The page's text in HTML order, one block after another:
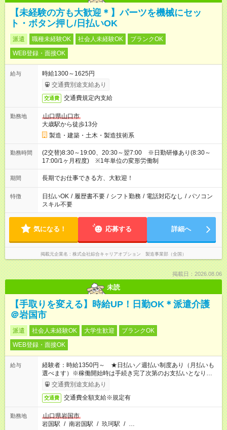
【未経験の方も大歓迎＊】パーツを機械にセッ
ト・ボタン押し/日払いOK
派遣 職種未経験OK 社会人未経験OK
ブランクOK
WEB登録・面接OK
給与
時給1300～1625円
交通費別途支給あり
交通費 交通費規定内支給
勤務地
山口県山口市
大歳駅から徒歩13分
製造・建築・土木・製造技術系
勤務時間
(2交替)8:30～19:00、20:30～翌7:00 ※日勤研修あり(8:30～
17:00/1ヶ月程度) ※1年単位の変形労働制
期間 長期でお仕事できる方、大歓迎！
特徴 日払いOK / 履歴書不要 / シフト勤務 / 電話対応なし / パソコン
スキル不要
気になる！ 応募する 詳細へ
掲載元企業名 株式会社綜合キャリアオプション 製造事業部（全国）
掲載日：2026.08.06
未読
【手取りを変える】時給UP！日勤OK＊派遣介護
＠岩国市
派遣 社会人未経験OK 大学生歓迎
ブランクOK
WEB登録・面接OK
給与
経験者：時給1350円～ ★日払い／週払い制度あり（月払いも
選べます）※稼働開始時は手続き完了次第のお支払いとなりま
す。交通費別途支給あり
交通費 交通費全額支給※規定有
勤務地
山口県岩国市
岩国駅 / 南岩国駅 / 玖珂駅 / …